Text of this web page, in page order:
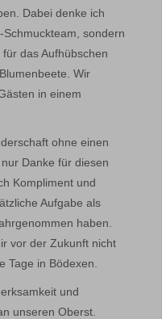
Dabei denke ich
sondern
das Aufhübschen
Wir
in einem
ohne einen
Danke für diesen
Kompliment und
Aufgabe als
haben.
vor der Zukunft nicht
Tage in Bödexen.
und
unseren Oberst.